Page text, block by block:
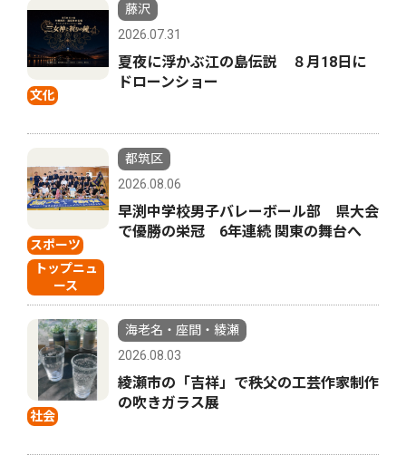
文化
藤沢
2026.07.31
夏夜に浮かぶ江の島伝説 ８月18日に
ドローンショー
スポーツ
トップニュ
ース
都筑区
2026.08.06
早渕中学校男子バレーボール部 県大会
で優勝の栄冠 6年連続 関東の舞台へ
社会
海老名・座間・綾瀬
2026.08.03
綾瀬市の「吉祥」で秩父の工芸作家制作
の吹きガラス展